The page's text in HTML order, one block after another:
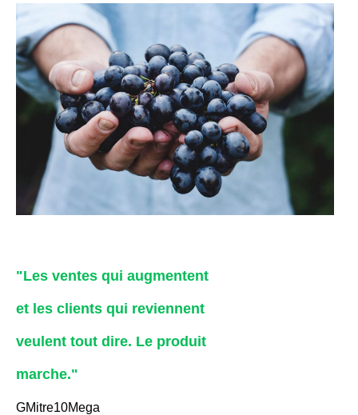
"Les ventes qui augmentent
et les clients qui reviennent
veulent tout dire. Le produit
marche."
GMitre10Mega